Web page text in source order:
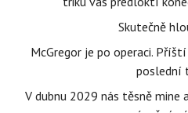
Skutečně
McGregor je po operaci.
poslední
V dubnu 2029 nás těsně